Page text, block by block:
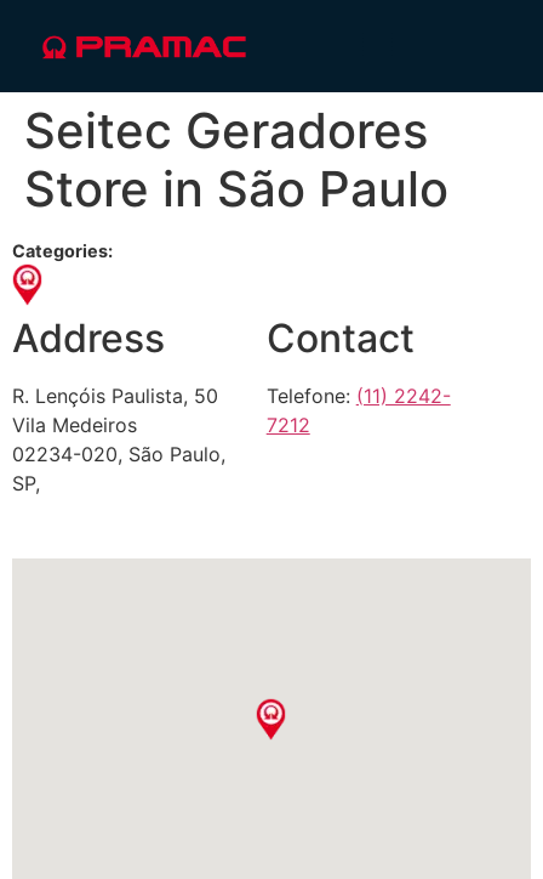
Seitec Geradores
Store in São Paulo
Categories:
Address
R. Lençóis Paulista, 50
Vila Medeiros
02234-020, São Paulo,
SP,
Contact
Telefone: (11) 2242-
7212